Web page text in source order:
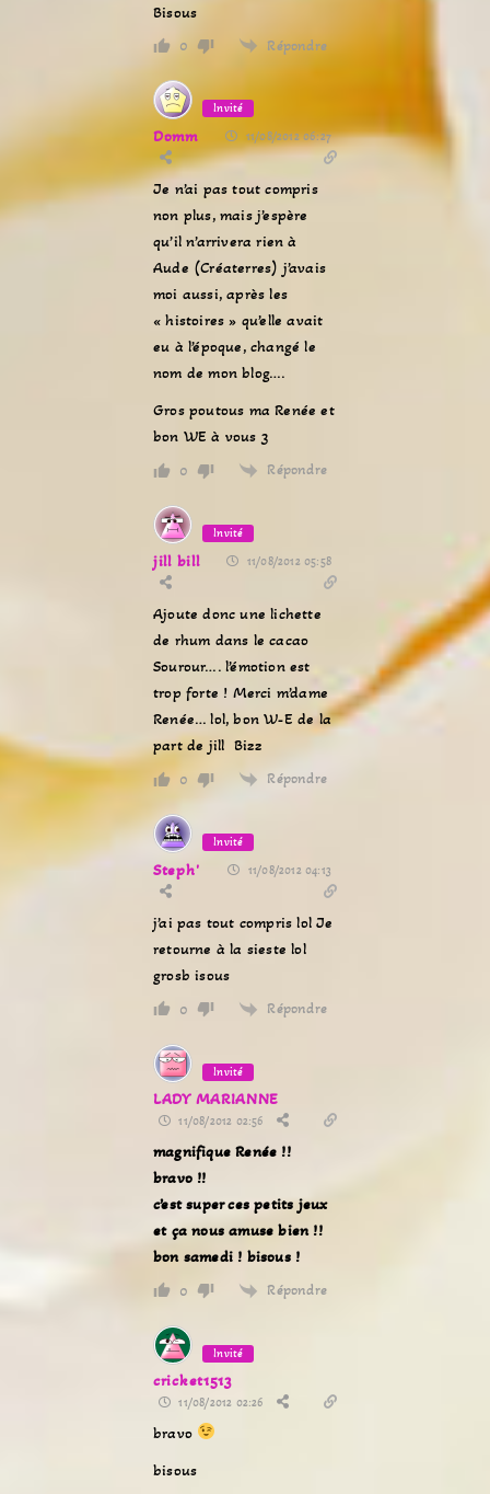
Bisous
0 Répondre
Invité
Domm 11/08/2012 06:27
Je n’ai pas tout compris
non plus, mais j’espère
qu’il n’arrivera rien à
Aude (Créaterres) j’avais
moi aussi, après les
« histoires » qu’elle avait
eu à l’époque, changé le
nom de mon blog….
Gros poutous ma Renée et
bon WE à vous 3
0 Répondre
Invité
jill bill 11/08/2012 05:58
Ajoute donc une lichette
de rhum dans le cacao
Sourour…. l’émotion est
trop forte ! Merci m’dame
Renée… lol, bon W-E de la
part de jill Bizz
0 Répondre
Invité
Steph' 11/08/2012 04:13
j’ai pas tout compris lol Je
retourne à la sieste lol
grosb isous
0 Répondre
Invité
LADY MARIANNE
11/08/2012 02:56
magnifique Renée !!
bravo !!
c’est super ces petits jeux
et ça nous amuse bien !!
bon samedi ! bisous !
0 Répondre
Invité
cricket1513
11/08/2012 02:26
bravo
bisous